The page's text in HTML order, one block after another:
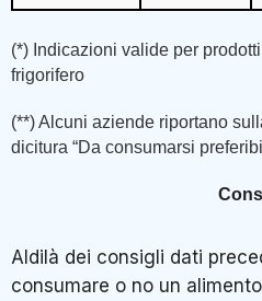
(*) Indicazioni valide per
frigorifero
(**) Alcuni aziende riportano
dicitura “Da consumarsi
Aldilà dei consigli dati
consumare o no un